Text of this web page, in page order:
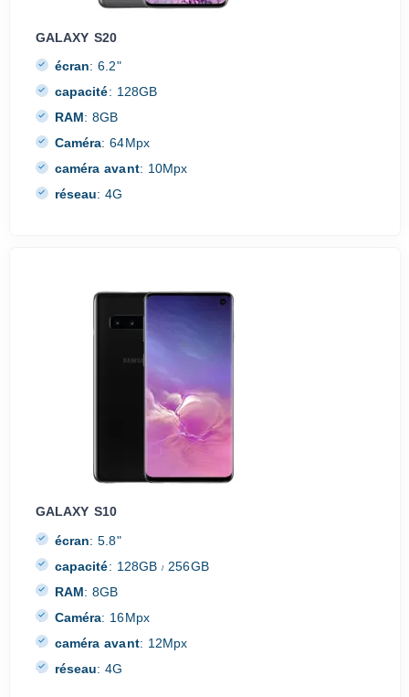
GALAXY S20
écran: 6.2"
capacité: 128GB
RAM: 8GB
Caméra: 64Mpx
caméra avant: 10Mpx
réseau: 4G
GALAXY S10
écran: 5.8"
capacité: 128GB/ 256GB
RAM: 8GB
Caméra: 16Mpx
caméra avant: 12Mpx
réseau: 4G